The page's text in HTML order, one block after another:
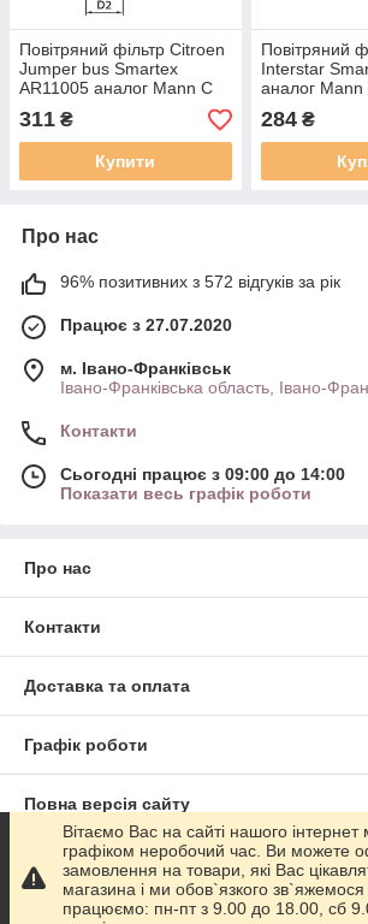
Повітряний фільтр Citroen
Jumper bus Smartex
AR11005 аналог Mann C
17 278, Mahle LX 611
311 ₴
Купити
Повітряний
Interstar
аналог
Mahle LX 1656
284₴
Про нас
96% позитивних з 572 відгуків за рік
Працює з 27.07.2020
м. Івано-Франківськ
Івано-Франківська область, Івано-
Контакти
Сьогодні працює з 09:00 до 14:00
Показати весь графік роботи
Про нас
Контакти
Доставка та оплата
Графік роботи
Повна версія сайту
Сайт створено на маркетплейсіProm.ua
Вітаємо Вас на сайті нашого інтернет
графіком неробочий час. Ви можете
замовлення на товари, які Вас
магазина і ми обов`язкого
працюємо: пн-пт з 9.00 до 18.00, сб